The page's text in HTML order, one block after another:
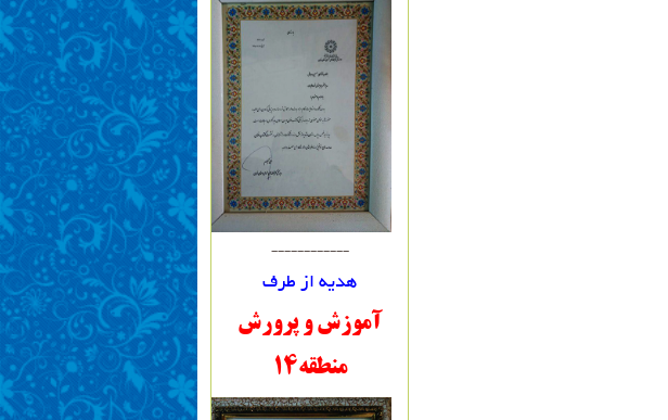
------------
هدیه از طرف
آموزش و پرورش
منطقه14